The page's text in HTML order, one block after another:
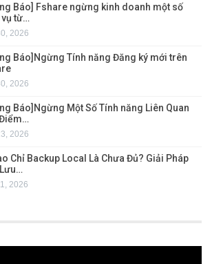
Báo] Fshare ngừng kinh doanh một số
từ…
2026
Báo]Ngừng Tính năng Đăng ký mới trên
2026
Báo]Ngừng Một Số Tính năng Liên Quan
2026
Chỉ Backup Local Là Chưa Đủ? Giải Pháp
2026